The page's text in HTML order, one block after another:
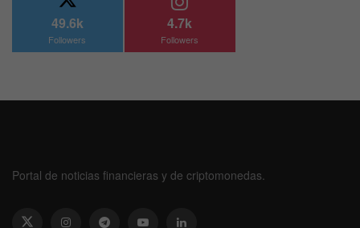
49.6k
Followers
4.7k
Followers